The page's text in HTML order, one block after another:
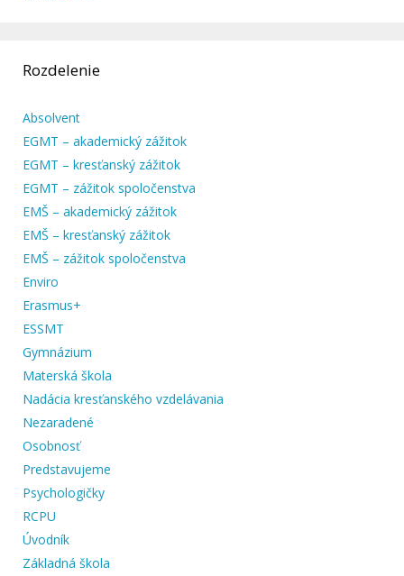
Rozdelenie
Absolvent
EGMT – akademický zážitok
EGMT – kresťanský zážitok
EGMT – zážitok spoločenstva
EMŠ – akademický zážitok
EMŠ – kresťanský zážitok
EMŠ – zážitok spoločenstva
Enviro
Erasmus+
ESSMT
Gymnázium
Materská škola
Nadácia kresťanského vzdelávania
Nezaradené
Osobnosť
Predstavujeme
Psychologičky
RCPU
Úvodník
Základná škola